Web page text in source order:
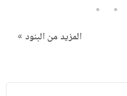
4
5
المزيد من البنود »